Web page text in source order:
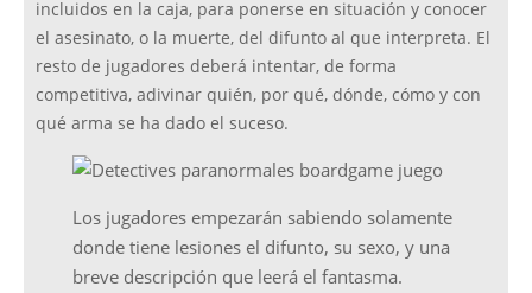
incluidos en la caja, para ponerse en situación y conocer
el asesinato, o la muerte, del difunto al que interpreta. El
resto de jugadores deberá intentar, de forma
competitiva, adivinar quién, por qué, dónde, cómo y con
qué arma se ha dado el suceso.
Los jugadores empezarán sabiendo solamente
donde tiene lesiones el difunto, su sexo, y una
breve descripción que leerá el fantasma.